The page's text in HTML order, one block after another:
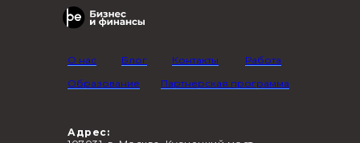
Адрес:
Блог
Контакты
Партнерская программа
Образование
Работа
О нас